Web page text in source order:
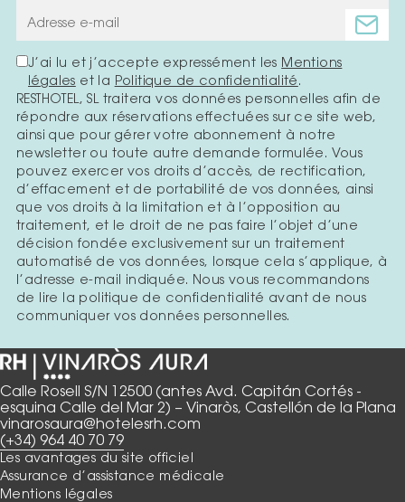
Calle Rosell S/N 12500 (antes Avd. Capitán Cortés -
esquina Calle del Mar 2) – Vinaròs, Castellón de la Plana
vinarosaura@hotelesrh.com
(+34) 964 40 70 79
J’ai lu et j’accepte expressément les Mentions
légales et la Politique de confidentialité .
RESTHOTEL, SL traitera vos données personnelles afin de
répondre aux réservations effectuées sur ce site web,
ainsi que pour gérer votre abonnement à notre
newsletter ou toute autre demande formulée. Vous
pouvez exercer vos droits d’accès, de rectification,
d’effacement et de portabilité de vos données, ainsi
que vos droits à la limitation et à l’opposition au
traitement, et le droit de ne pas faire l’objet d’une
décision fondée exclusivement sur un traitement
automatisé de vos données, lorsque cela s’applique, à
l’adresse e-mail indiquée. Nous vous recommandons
de lire la politique de confidentialité avant de nous
communiquer vos données personnelles.
Les avantages du site officiel
Assurance d’assistance médicale
Mentions légales